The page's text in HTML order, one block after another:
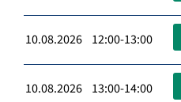
10.08.2026 12:00-13:00
10.08.2026 13:00-14:00